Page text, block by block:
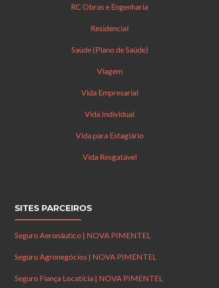
RC Obras e Engenharia
Residencial
Saúde (Plano de Saúde)
Viagem
Vida Empresarial
Vida Individual
Vida para Estagiário
Vida Resgatável
SITES PARCEIROS
Seguro Aeronáutico | NOVA PIMENTEL
Seguro Agronegócios | NOVA PIMENTEL
Seguro Fiança Locatícia | NOVA PIMENTEL